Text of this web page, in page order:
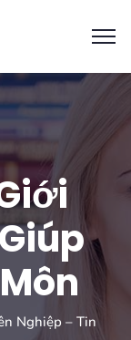
Nghiệp – Tin